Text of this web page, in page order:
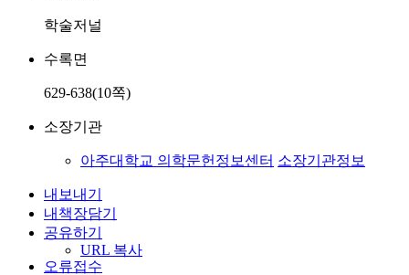
학술저널
수록면
629-638(10쪽)
소장기관
아주대학교 의학문헌정보센터 소장기관정보
내보내기
내책장담기
공유하기
URL 복사
오류접수